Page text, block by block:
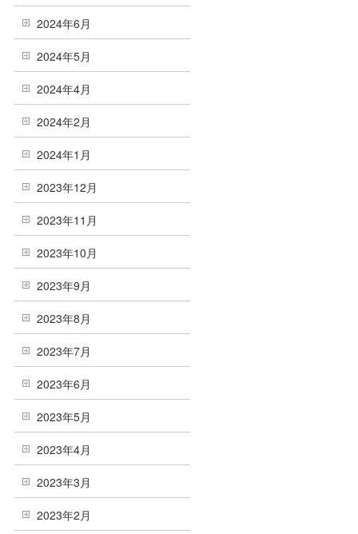
2024年6月
2024年5月
2024年4月
2024年2月
2024年1月
2023年12月
2023年11月
2023年10月
2023年9月
2023年8月
2023年7月
2023年6月
2023年5月
2023年4月
2023年3月
2023年2月